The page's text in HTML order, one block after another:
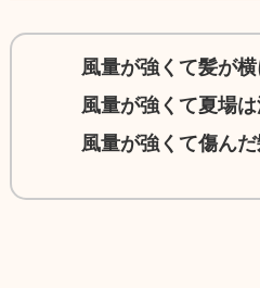
風量が強くて髪が
風量が強くて夏場
風量が強くて傷ん